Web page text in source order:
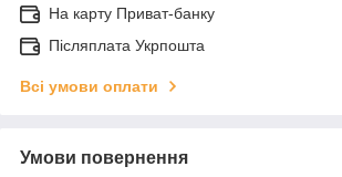
На карту Приват-банку
Післяплата Укрпошта
Всі умови оплати
Умови повернення